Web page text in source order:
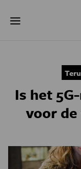
naar
GEZONDHEID
PODCAST
Is het
voor